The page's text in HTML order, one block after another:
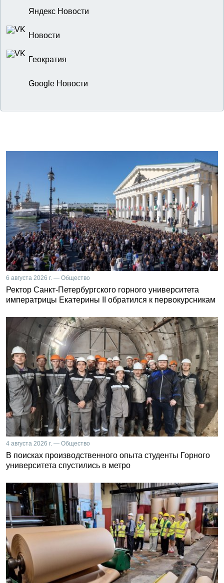
Яндекс Новости
Новости
Геократия
Google Новости
6 августа 2026 г. — Общество
Ректор Санкт-Петербургского горного университета
императрицы Екатерины II обратился к первокурсникам
4 августа 2026 г. — Общество
В поисках производственного опыта студенты Горного
университета спустились в метро